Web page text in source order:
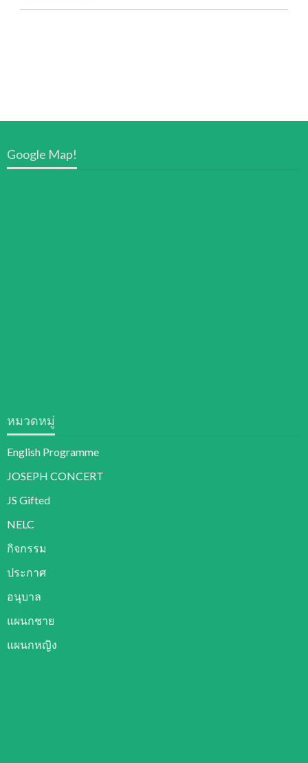
Google Map!
หมวดหมู่
English Programme
JOSEPH CONCERT
JS Gifted
NELC
กิจกรรม
ประกาศ
อนุบาล
แผนกชาย
แผนกหญิง